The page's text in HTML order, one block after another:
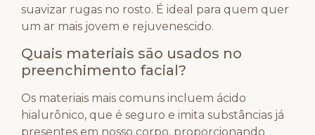
suavizar rugas no rosto. É ideal para quem quer
um ar mais jovem e rejuvenescido.
Quais materiais são usados no
preenchimento facial?
Os materiais mais comuns incluem ácido
hialurônico, que é seguro e imita substâncias já
presentes em nosso corpo, proporcionando